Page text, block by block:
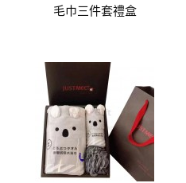
毛巾三件套禮盒